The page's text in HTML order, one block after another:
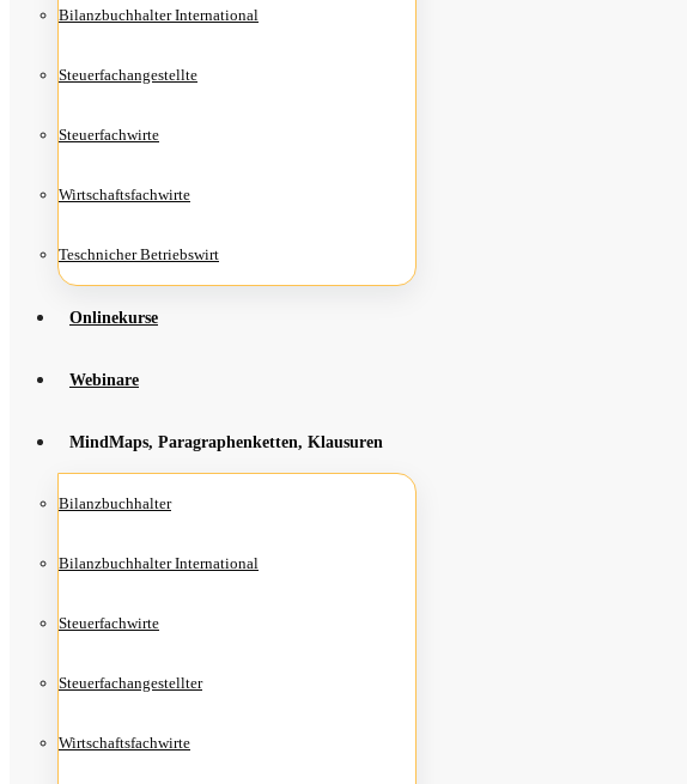
Bilanz­buch­hal­ter International
Steu­er­fach­an­ge­stell­te
Steu­er­fach­wir­te
Wirt­schafts­fach­wir­te
Teschni­cher Betriebswirt
Online­kur­se
Web­i­na­re
Mind­Maps, Para­gra­phen­ket­ten, Klausuren
Bilanz­buch­hal­ter
Bilanz­buch­hal­ter International
Steu­er­fach­wir­te
Steu­er­fach­an­ge­stell­ter
Wirt­schafts­fach­wir­te